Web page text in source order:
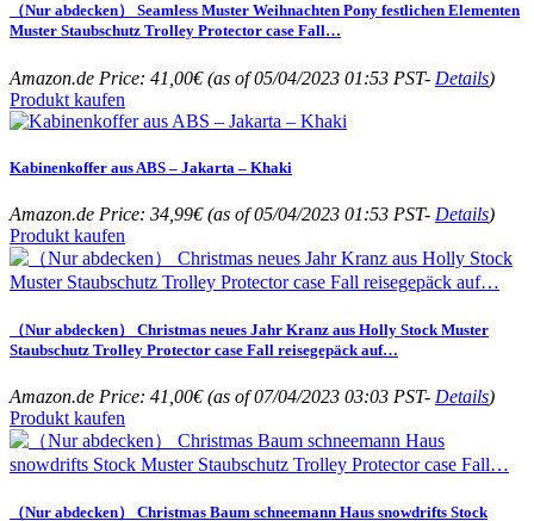
（Nur abdecken） Seamless Muster Weihnachten Pony festlichen Elementen
Muster Staubschutz Trolley Protector case Fall…
Amazon.de Price: 41,00€(as of 05/04/2023 01:53 PST- Details)
Produkt kaufen
Kabinenkoffer aus ABS – Jakarta – Khaki
Amazon.de Price: 34,99€(as of 05/04/2023 01:53 PST- Details)
Produkt kaufen
（Nur abdecken） Christmas neues Jahr Kranz aus Holly Stock Muster
Staubschutz Trolley Protector case Fall reisegepäck auf…
Amazon.de Price: 41,00€(as of 07/04/2023 03:03 PST- Details)
Produkt kaufen
（Nur abdecken） Christmas Baum schneemann Haus snowdrifts Stock